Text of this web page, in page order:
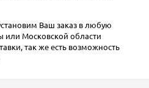
Ваш заказ в любую
или Московской области
так же есть возможность